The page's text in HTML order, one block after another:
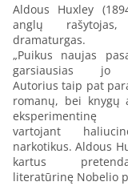
Aldous Huxley
anglų rašytojas,
dramaturgas.
„Puikus naujas
garsiausias jo
Autorius taip pat
romanų, bei knygų
vartojant
narkotikus. Aldous
kartus
literatūrinę Nobelio